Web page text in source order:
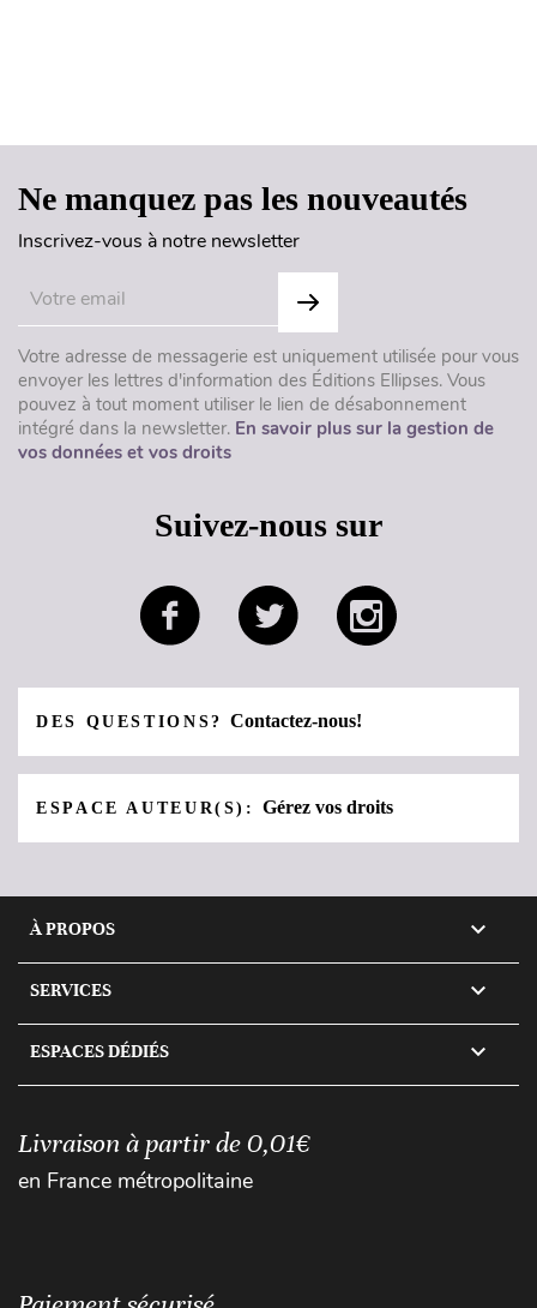
Ne manquez pas les nouveautés
Inscrivez-vous à notre newsletter
Votre adresse de messagerie est uniquement utilisée pour vous
envoyer les lettres d'information des Éditions Ellipses. Vous
pouvez à tout moment utiliser le lien de désabonnement
intégré dans la newsletter. En savoir plus sur la gestion de
vos données et vos droits
Suivez-nous sur
DES QUESTIONS?Contactez-nous!
ESPACE AUTEUR(S):Gérez vos droits
À PROPOS 
SERVICES 
ESPACES DÉDIÉS 
Livraison à partir de 0,01€
en France métropolitaine